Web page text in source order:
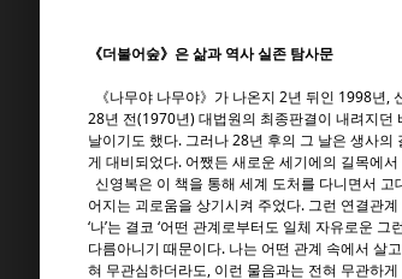
《더불어숲》은 삶과 역사 실존 탐사문
《나무야 나무야》가 나온지 2년 뒤인 1998년,
28년 전(1970년) 대법원의 최종판결이 내려지던
날이기도 했다. 그러나 28년 후의 그 날은 생사
게 대비되었다. 어쨌든 새로운 세기에의 길목에
신영복은 이 책을 통해 세계 도처를 다니면서
어지는 괴로움을 상기시켜 주었다. 그런 연결관계
‘나’는 결코 ‘어떤 관계로부터도 일체 자유로운
다름아니기 때문이다. 나는 어떤 관계 속에서 살
혀 무관심하더라도, 이런 물음과는 전혀 무관하